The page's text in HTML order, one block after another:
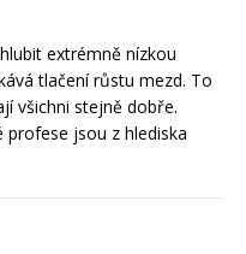
extrémně nízkou
tlačení růstu mezd. To
všichni stejně dobře.
jsou z hlediska